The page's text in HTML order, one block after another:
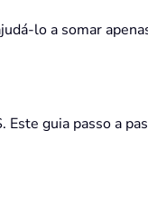
lo a somar
guia passo a